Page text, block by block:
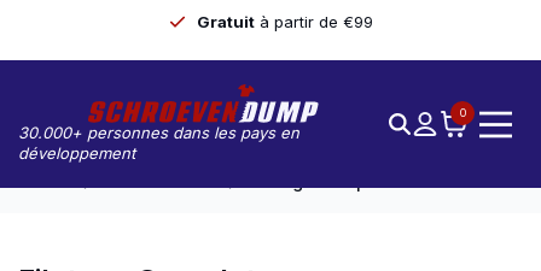
Gratuit à partir de €99
30.000+ personnes dans les pays en
développement
0